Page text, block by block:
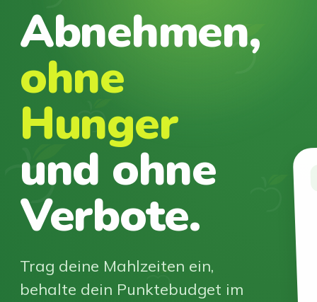
Abnehmen,
ohne
Hunger
und ohne
Verbote.
Trag deine Mahlzeiten ein,
behalte dein Punktebudget im